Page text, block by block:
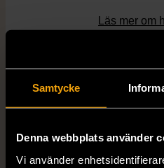
Samtycke
Denna webbplats använder
Vi använder
Läs mer om